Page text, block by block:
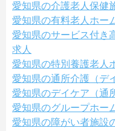
愛知県の介護老人保健
愛知県の有料老人ホー
愛知県のサービス付き
求人
愛知県の特別養護老人
愛知県の通所介護（デ
愛知県のデイケア（通
愛知県のグループホー
愛知県の障がい者施設